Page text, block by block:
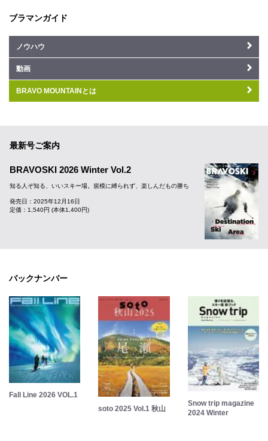
ブラマンガイド
ノウハウ
動画
BRAVO MOUNTAINとは
最新号ご案内
BRAVOSKI 2026 Winter Vol.2
知る人ぞ知る、いいスキー場。規模に縛られず、楽しんだもの勝ち
発売日：2025年12月16日
定価：1,540円 (本体1,400円)
バックナンバー
Fall Line 2026 VOL.1
soto 2025 Vol.1 秋山
Snow trip magazine
2024 Winter